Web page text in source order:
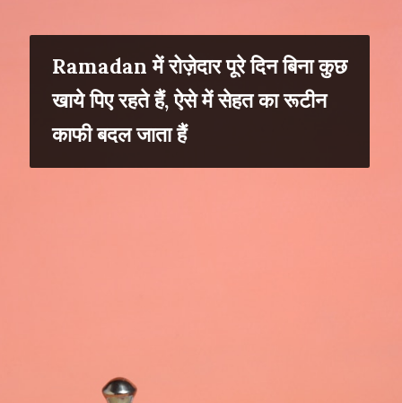
Ramadan में रोज़ेदार पूरे दिन बिना कुछ
खाये पिए रहते हैं, ऐसे में सेहत का रूटीन
काफी बदल जाता हैं